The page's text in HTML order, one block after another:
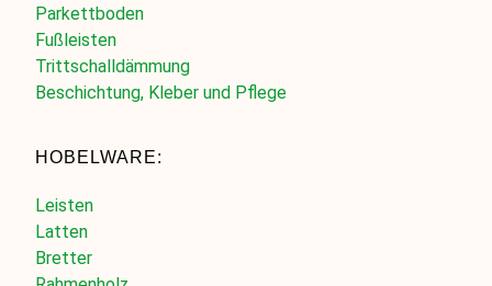
Parkettboden
Fußleisten
Trittschalldämmung
Beschichtung, Kleber und Pflege
HOBELWARE:
Leisten
Latten
Bretter